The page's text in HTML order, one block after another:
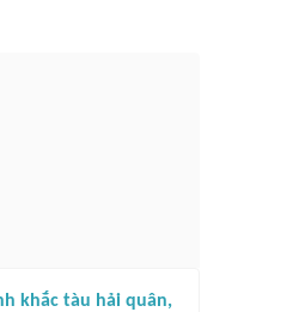
khắc tàu hải quân,